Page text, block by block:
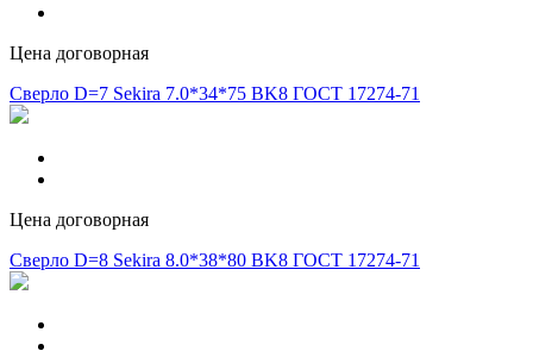
Цена договорная
Сверло D=7 Sekira 7.0*34*75 BK8 ГОСТ 17274-71
Цена договорная
Сверло D=8 Sekira 8.0*38*80 BK8 ГОСТ 17274-71